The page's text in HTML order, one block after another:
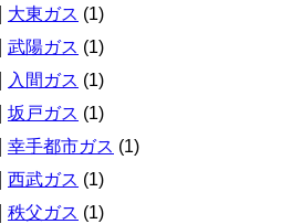
大東ガス (1)
武陽ガス (1)
入間ガス (1)
坂戸ガス (1)
幸手都市ガス (1)
西武ガス (1)
秩父ガス (1)